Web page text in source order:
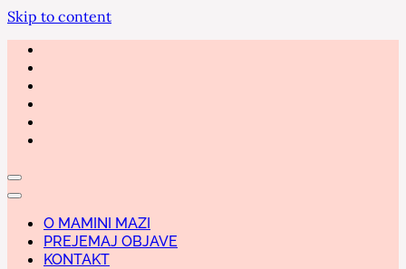
Skip to content
O MAMINI MAZI
PREJEMAJ OBJAVE
KONTAKT